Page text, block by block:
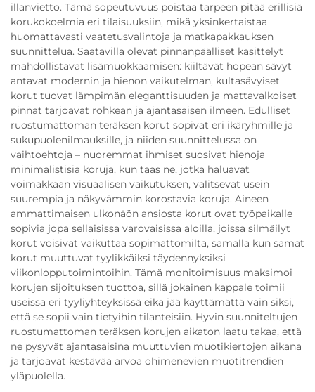
illanvietto. Tämä sopeutuvuus poistaa tarpeen pitää erillisiä
korukokoelmia eri tilaisuuksiin, mikä yksinkertaistaa
huomattavasti vaatetusvalintoja ja matkapakkauksen
suunnittelua. Saatavilla olevat pinnanpäälliset käsittelyt
mahdollistavat lisämuokkaamisen: kiiltävät hopean sävyt
antavat modernin ja hienon vaikutelman, kultasävyiset
korut tuovat lämpimän eleganttisuuden ja mattavalkoiset
pinnat tarjoavat rohkean ja ajantasaisen ilmeen. Edulliset
ruostumattoman teräksen korut sopivat eri ikäryhmille ja
sukupuolenilmauksille, ja niiden suunnittelussa on
vaihtoehtoja – nuoremmat ihmiset suosivat hienoja
minimalistisia koruja, kun taas ne, jotka haluavat
voimakkaan visuaalisen vaikutuksen, valitsevat usein
suurempia ja näkyvämmin korostavia koruja. Aineen
ammattimaisen ulkonäön ansiosta korut ovat työpaikalle
sopivia jopa sellaisissa varovaisissa aloilla, joissa silmäilyt
korut voisivat vaikuttaa sopimattomilta, samalla kun samat
korut muuttuvat tyylikkäiksi täydennyksiksi
viikonlopputoimintoihin. Tämä monitoimisuus maksimoi
korujen sijoituksen tuottoa, sillä jokainen kappale toimii
useissa eri tyyliyhteyksissä eikä jää käyttämättä vain siksi,
että se sopii vain tietyihin tilanteisiin. Hyvin suunniteltujen
ruostumattoman teräksen korujen aikaton laatu takaa, että
ne pysyvät ajantasaisina muuttuvien muotikiertojen aikana
ja tarjoavat kestävää arvoa ohimenevien muotitrendien
yläpuolella.